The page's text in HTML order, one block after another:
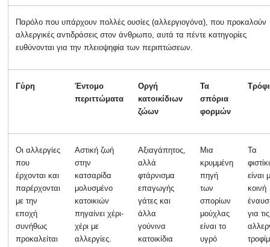
Παρόλο που υπάρχουν πολλές ουσίες (αλλεργιογόνα), που προκαλούν
αλλεργικές αντιδράσεις στον άνθρωπο, αυτά τα πέντε κατηγορίες
ευθύνονται για την πλειοψηφία των περιπτώσεων.
Γύρη
Έντομο
περιττώματα
Οργή
κατοικίδιων
ζώων
Τα
σπόρια
φορμών
Οι αλλεργίες
που
έρχονται και
παρέρχονται
με την
εποχή
συνήθως
προκαλείται
Αστική ζωή
στην
κατσαρίδα
μολυσμένο
κατοικιών
πηγαίνει χέρι-
χέρι με
αλλεργίες.
Αξιαγάπητος,
αλλά
φτάρνισμα
επαγωγής
γάτες και
άλλα
γούνινα
κατοικίδια
Μια
κρυμμένη
πηγή
των
σπορίων
μούχλας
είναι το
υγρό
Τα
είναι
κοινή
για τις